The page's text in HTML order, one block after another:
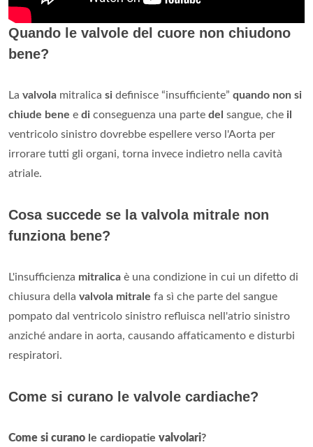
Quando le valvole del cuore non chiudono
bene?
La valvola mitralica si definisce “insufficiente” quando non si
chiude bene e di conseguenza una parte del sangue, che il
ventricolo sinistro dovrebbe espellere verso l'Aorta per
irrorare tutti gli organi, torna invece indietro nella cavità
atriale.
Cosa succede se la valvola mitrale non
funziona bene?
L'insufficienza mitralica è una condizione in cui un difetto di
chiusura della valvola mitrale fa sì che parte del sangue
pompato dal ventricolo sinistro refluisca nell'atrio sinistro
anziché andare in aorta, causando affaticamento e disturbi
respiratori.
Come si curano le valvole cardiache?
Come si curano le cardiopatie valvolari?